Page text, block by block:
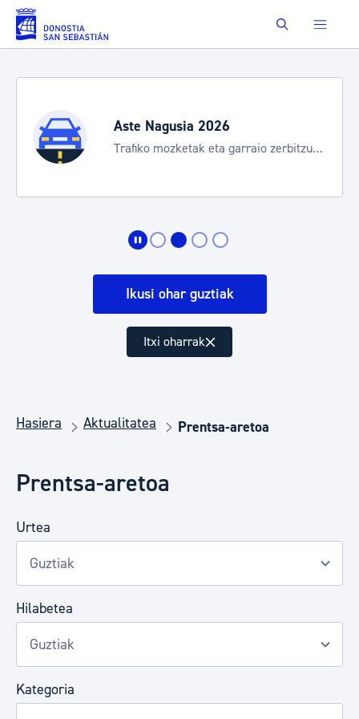
Eduki nagusira joan Buscar
Aste Nagusia 2026
Trafiko mozketak eta garraio zerbitzu
Ikusi ohar guztiak
Itxi oharrak
Hasiera Aktualitatea Prentsa-aretoa
Prentsa-aretoa
Urtea
Hilabetea
Kategoria